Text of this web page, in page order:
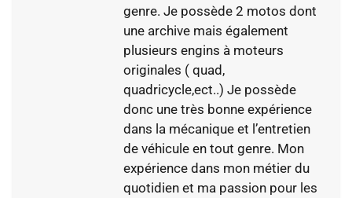
genre. Je possède 2 motos dont
une archive mais également
plusieurs engins à moteurs
originales ( quad,
quadricycle,ect..) Je possède
donc une très bonne expérience
dans la mécanique et l’entretien
de véhicule en tout genre. Mon
expérience dans mon métier du
quotidien et ma passion pour les